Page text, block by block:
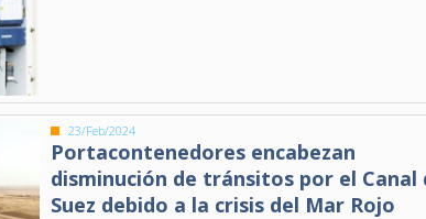
23/Feb/2024
Portacontenedores encabezan
disminución de tránsitos por el Canal
Suez debido a la crisis del Mar Rojo